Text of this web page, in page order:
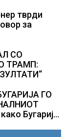
тврди
за
СО
ТРАМП:
ГО
Бугарија